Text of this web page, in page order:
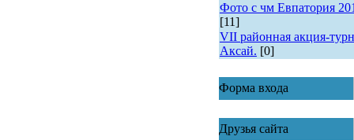
Фото с чм Евпатория
[11]
VII районная акция-
Аксай. [0]
Форма входа
Друзья сайта